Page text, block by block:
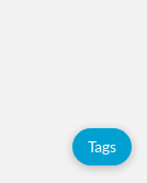
Tags